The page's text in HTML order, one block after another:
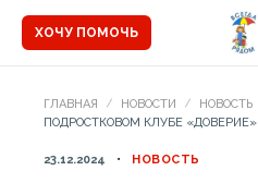
ХОЧУ ПОМОЧЬ
ГЛАВНАЯ НОВОСТИ НОВОСТЬ
ПОДРОСТКОВОМ КЛУБЕ «ДОВЕРИЕ»
23.12.2024 НОВОСТЬ